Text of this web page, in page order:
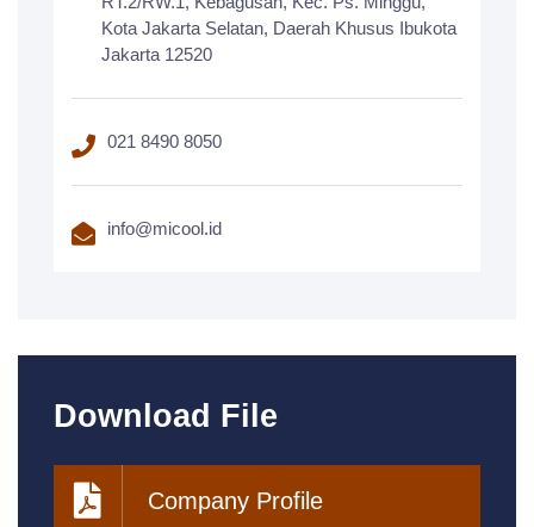
Kota Jakarta Selatan, Daerah Khusus Ibukota
Jakarta 12520
021 8490 8050
info@micool.id
Download File
Company Profile